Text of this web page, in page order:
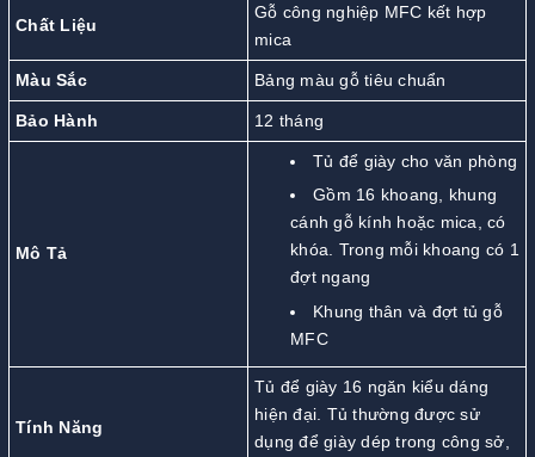
Chất Liệu
Gỗ công nghiệp MFC kết hợp
mica
Màu Sắc Bảng màu gỗ tiêu chuẩn
Bảo Hành 12 tháng
Mô Tả
Tủ để giày cho văn phòng
Gồm 16 khoang, khung
cánh gỗ kính hoặc mica, có
khóa. Trong mỗi khoang có 1
đợt ngang
Khung thân và đợt tủ gỗ
MFC
Tính Năng
Tủ để giày 16 ngăn kiểu dáng
hiện đại. Tủ thường được sử
dụng để giày dép trong công sở,